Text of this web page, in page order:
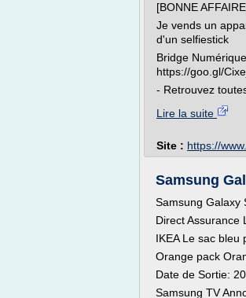
[BONNE
Je vends un
d'un selfiestick
Bridge
https://goo.gl/
- Retrouvez
Lire la suite
Site : https://
Samsung
Samsung Galaxy
Direct Assurance
IKEA Le sac bleu
Orange pack
Date de Sortie:
Samsung TV